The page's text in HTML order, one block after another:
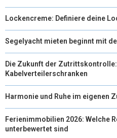
Lockencreme: Definiere deine
Segelyacht mieten beginnt mit
Die Zukunft der
Kabelverteilerschranken
Harmonie und Ruhe im eigenen
Ferienimmobilien 2026: Welche
unterbewertet sind